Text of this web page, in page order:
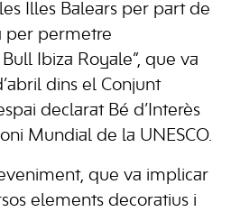
Illes Balears per part de
per permetre
Ibiza Royale”, que va
dins el Conjunt
declarat Bé d’Interès
Mundial de la UNESCO.
que va implicar
elements decoratius i